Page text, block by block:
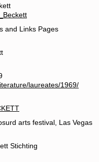
and Links Pages
laureates/1969/
arts festival, Las Vegas
Stichting